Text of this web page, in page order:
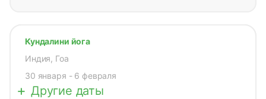
Кундалини йога
Индия, Гоа
30 января - 6 февраля
Другие даты